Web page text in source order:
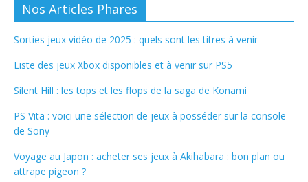
Nos Articles Phares
Sorties jeux vidéo de 2025 : quels sont les titres à venir
Liste des jeux Xbox disponibles et à venir sur PS5
Silent Hill : les tops et les flops de la saga de Konami
PS Vita : voici une sélection de jeux à posséder sur la console
de Sony
Voyage au Japon : acheter ses jeux à Akihabara : bon plan ou
attrape pigeon ?